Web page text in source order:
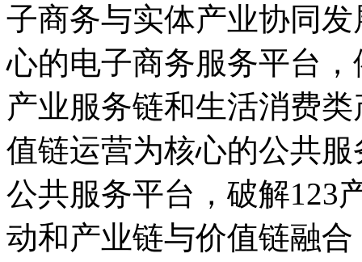
子商务与实体产业协同
心的电子商务服务平台
产业服务链和生活消费
值链运营为核心的公共
公共服务平台，破解123
动和产业链与价值链融